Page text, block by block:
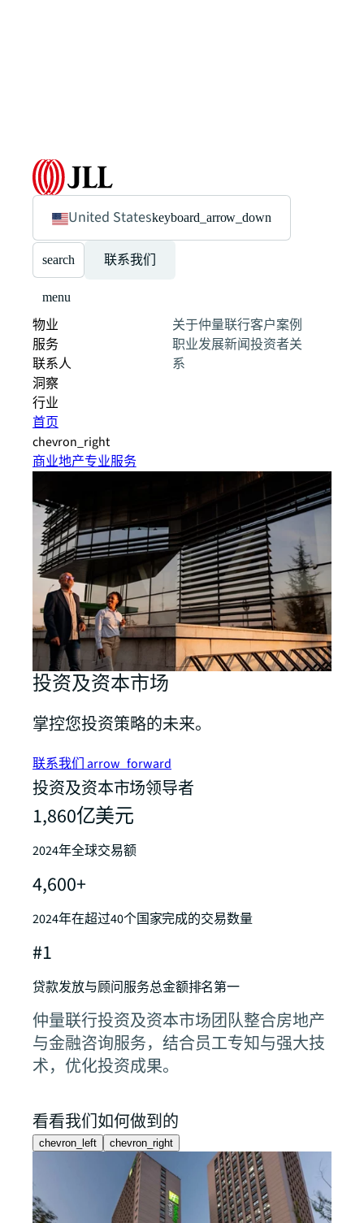
United Stateskeyboard_arrow_down
search 联系我们
menu
物业
服务
联系人
洞察
行业
关于仲量联行客户案例
职业发展新闻投资者关
系
首页
chevron_right
商业地产专业服务
投资及资本市场
掌控您投资策略的未来。
联系我们 arrow_forward
投资及资本市场领导者
1,860亿美元
2024年全球交易额
4,600+
2024年在超过40个国家完成的交易数量
#1
贷款发放与顾问服务总金额排名第一
仲量联行投资及资本市场团队整合房地产
与金融咨询服务，结合员工专知与强大技
术，优化投资成果。
看看我们如何做到的
chevron_left chevron_right